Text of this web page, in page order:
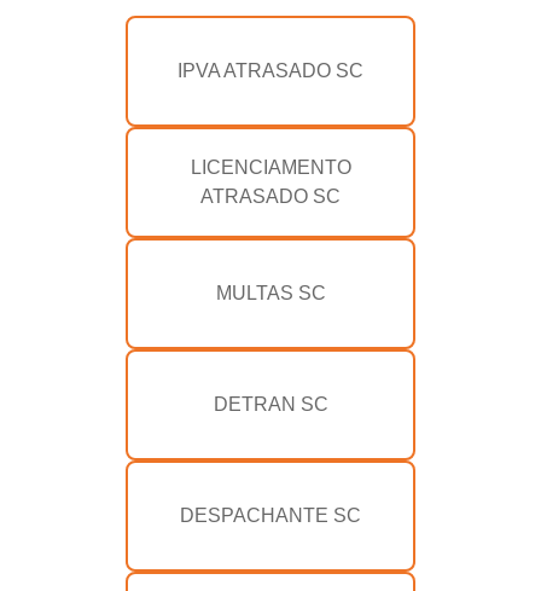
IPVA ATRASADO SC
LICENCIAMENTO
ATRASADO SC
MULTAS SC
DETRAN SC
DESPACHANTE SC